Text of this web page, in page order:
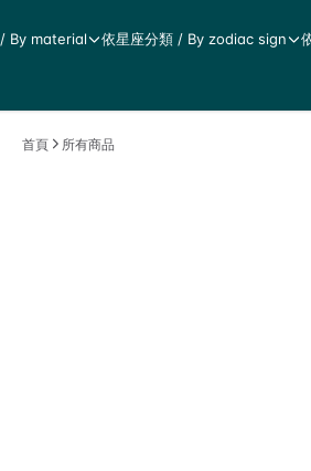
By material 依星座分類 / By zodiac sign
首頁 所有商品